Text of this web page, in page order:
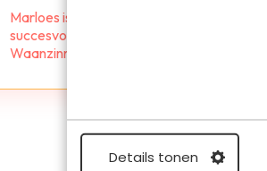
Details tonen
Marloes is oprichter en hoofdredacteur
succesvolle reisboeken Bucketlist Reizen,
Waanzinnige Roadtrips. Ze is gek op